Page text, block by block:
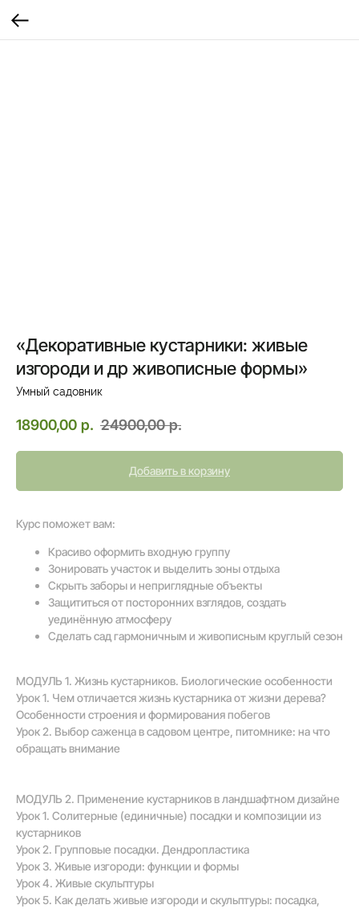
«Декоративные кустарники: живые
изгороди и др живописные формы»
Умный садовник
18900,00 р. 24900,00 р.
Добавить в корзину
Курс поможет вам:
Красиво оформить входную группу
Зонировать участок и выделить зоны отдыха
Скрыть заборы и неприглядные объекты
Защититься от посторонних взглядов, создать
уединённую атмосферу
Сделать сад гармоничным и живописным круглый сезон
МОДУЛЬ 1. Жизнь кустарников. Биологические особенности
Урок 1. Чем отличается жизнь кустарника от жизни дерева?
Особенности строения и формирования побегов
Урок 2. Выбор саженца в садовом центре, питомнике: на что
обращать внимание
МОДУЛЬ 2. Применение кустарников в ландшафтном дизайне
Урок 1. Солитерные (единичные) посадки и композиции из
кустарников
Урок 2. Групповые посадки. Дендропластика
Урок 3. Живые изгороди: функции и формы
Урок 4. Живые скульптуры
Урок 5. Как делать живые изгороди и скульптуры: посадка,